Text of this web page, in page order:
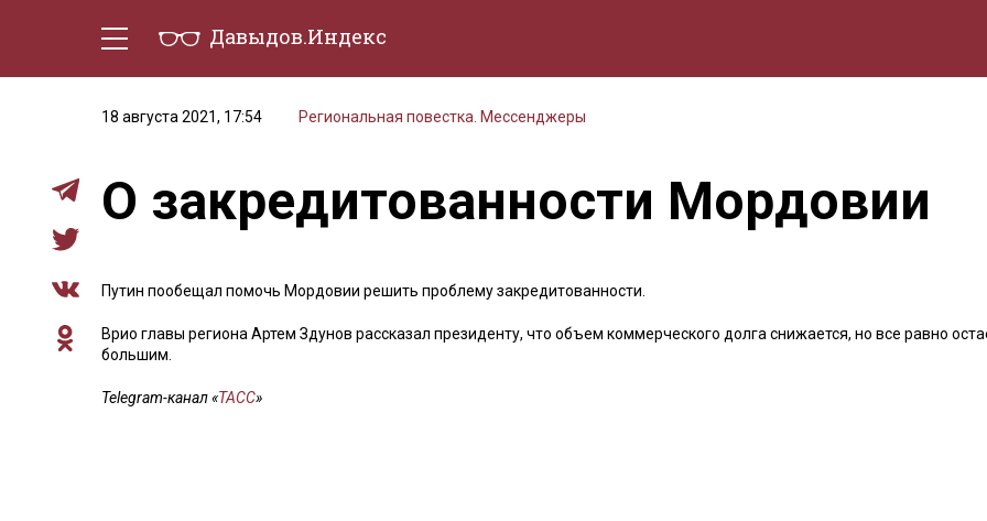
Давыдов.Индекс
18 августа 2021, 17:54
Региональная повестка. Мессенджеры
О закредитованности Мордовии
Путин пообещал помочь Мордовии решить проблему закредитованности.
Врио главы региона Артем Здунов рассказал президенту, что объем коммерческого долга снижается, но все равно
большим.
Telegram-канал «ТАСС»